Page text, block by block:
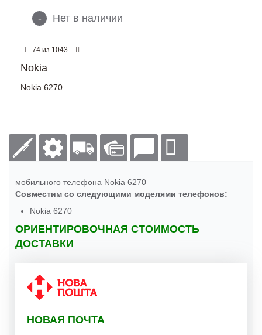
- Нет в наличии
74 из 1043
Nokia
Nokia 6270
мобильного телефона Nokia 6270
Совместим со следующими моделями телефонов:
Nokia 6270
ОРИЕНТИРОВОЧНАЯ СТОИМОСТЬ
ДОСТАВКИ
НОВАЯ ПОЧТА